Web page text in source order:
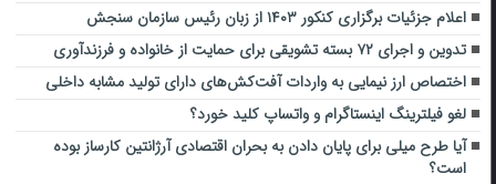
اعلام جزئیات برگزاری کنکور ۱۴۰۳ از زبان رئیس سازمان سنجش
تدوین و اجرای ۷۲ بسته تشویقی برای حمایت از خانواده و فرزندآوری
اختصاص ارز نیمایی به واردات آفت‌کش‌های دارای تولید مشابه داخلی
لغو فیلترینگ اینستاگرام و واتساپ کلید خورد؟
آیا طرح میلی برای پایان دادن به بحران اقتصادی آرژانتین کارساز بوده
است؟